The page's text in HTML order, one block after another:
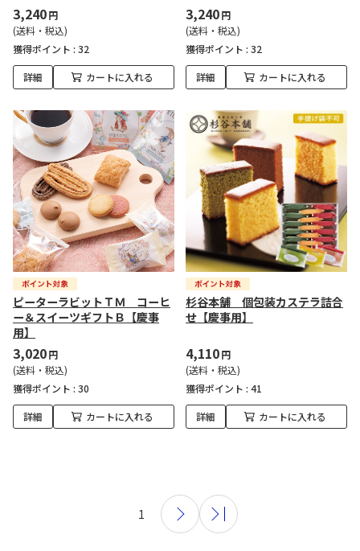
3,240円
(送料・税込)
獲得ポイント : 32
詳細 カートに入れる
3,240円
(送料・税込)
獲得ポイント : 32
詳細 カートに入れる
ピーターラビットＴＭ コーヒ
ー＆スイーツギフトＢ【慶事
用】
3,020円
(送料・税込)
獲得ポイント : 30
詳細 カートに入れる
杉谷本舗 個包装カステラ詰合
せ【慶事用】
4,110円
(送料・税込)
獲得ポイント : 41
詳細 カートに入れる
1